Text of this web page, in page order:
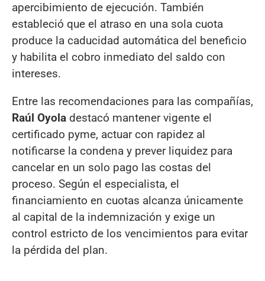
apercibimiento de ejecución. También
estableció que el atraso en una sola cuota
produce la caducidad automática del beneficio
y habilita el cobro inmediato del saldo con
intereses.
Entre las recomendaciones para las compañías,
Raúl Oyola destacó mantener vigente el
certificado pyme, actuar con rapidez al
notificarse la condena y prever liquidez para
cancelar en un solo pago las costas del
proceso. Según el especialista, el
financiamiento en cuotas alcanza únicamente
al capital de la indemnización y exige un
control estricto de los vencimientos para evitar
la pérdida del plan.